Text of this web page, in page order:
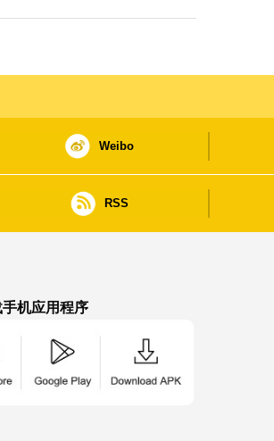
Weibo
RSS
机应用程序